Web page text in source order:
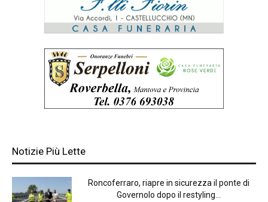
Notizie Più Lette
Roncoferraro, riapre in sicurezza il ponte di
Governolo dopo il restyling...